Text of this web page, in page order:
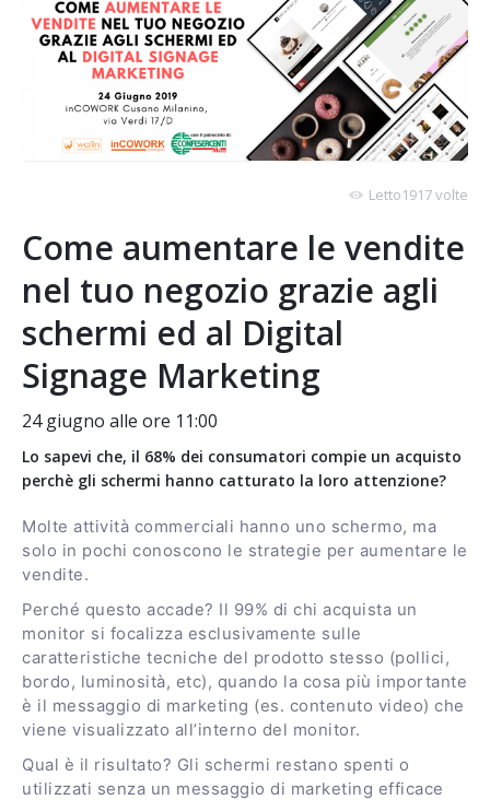
Letto1917 volte
Come aumentare le vendite
nel tuo negozio grazie agli
schermi ed al Digital
Signage Marketing
24 giugno alle ore 11:00
Lo sapevi che, il 68% dei consumatori compie un acquisto
perchè gli schermi hanno catturato la loro attenzione?
Molte attività commerciali hanno uno schermo, ma
solo in pochi conoscono le strategie per aumentare le
vendite.
Perché questo accade? Il 99% di chi acquista un
monitor si focalizza esclusivamente sulle
caratteristiche tecniche del prodotto stesso (pollici,
bordo, luminosità, etc), quando la cosa più importante
è il messaggio di marketing (es. contenuto video) che
viene visualizzato all’interno del monitor.
Qual è il risultato? Gli schermi restano spenti o
utilizzati senza un messaggio di marketing efficace